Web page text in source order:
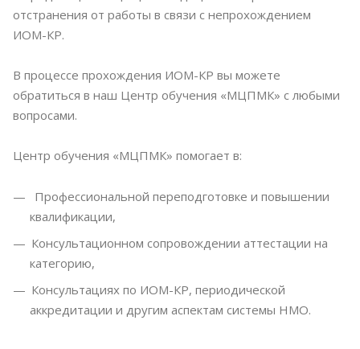
отстранения от работы в связи с непрохождением
ИОМ-КР.
В процессе прохождения ИОМ-КР вы можете
обратиться в наш Центр обучения «МЦПМК» с любыми
вопросами.
Центр обучения «МЦПМК» помогает в:
Профессиональной переподготовке и повышении
квалификации,
Консультационном сопровождении аттестации на
категорию,
Консультациях по ИОМ-КР, периодической
аккредитации и другим аспектам системы НМО.